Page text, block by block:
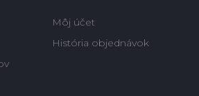
Môj účet
História objednávok